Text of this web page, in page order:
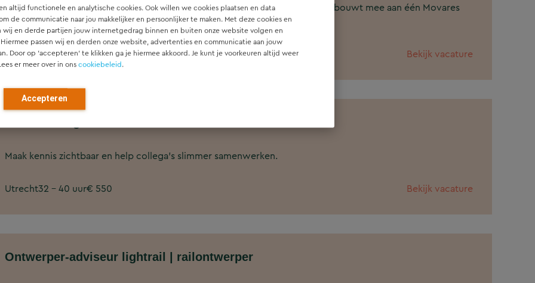
altijd functionele en analytische cookies. Ook willen we cookies plaatsen en data
de communicatie naar jou makkelijker en persoonlijker te maken. Met deze cookies en
wij en derde partijen jouw internetgedrag binnen en buiten onze website volgen en
passen wij en derden onze website, advertenties en communicatie aan jouw
Door op ‘accepteren’ te klikken ga je hiermee akkoord. Je kunt je voorkeuren altijd weer
er meer over in onscookiebeleid.
Accepteren
Jij brengt sturing en verbinding in een afdeling die volop in beweging is en bouwt mee aan één Movares
dat groeit.
Leek, Raalte, Utrecht36 - 40 uur Bekijk vacature
Maak kennis zichtbaar en help collega’s slimmer samenwerken.
Utrecht32 - 40 uur€ 550 Bekijk vacature
Ontwerper-adviseur lightrail | railontwerper